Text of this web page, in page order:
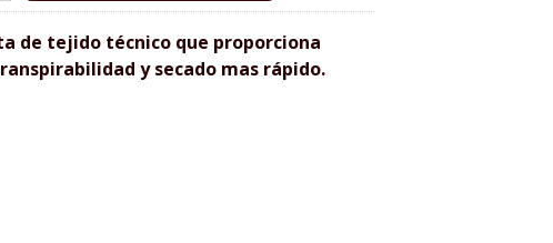
de tejido técnico que proporciona
y secado mas rápido.